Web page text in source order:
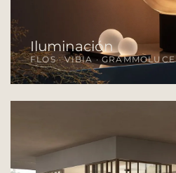
Iluminación
FLOS · VIBIA · GRAMMOLUCE